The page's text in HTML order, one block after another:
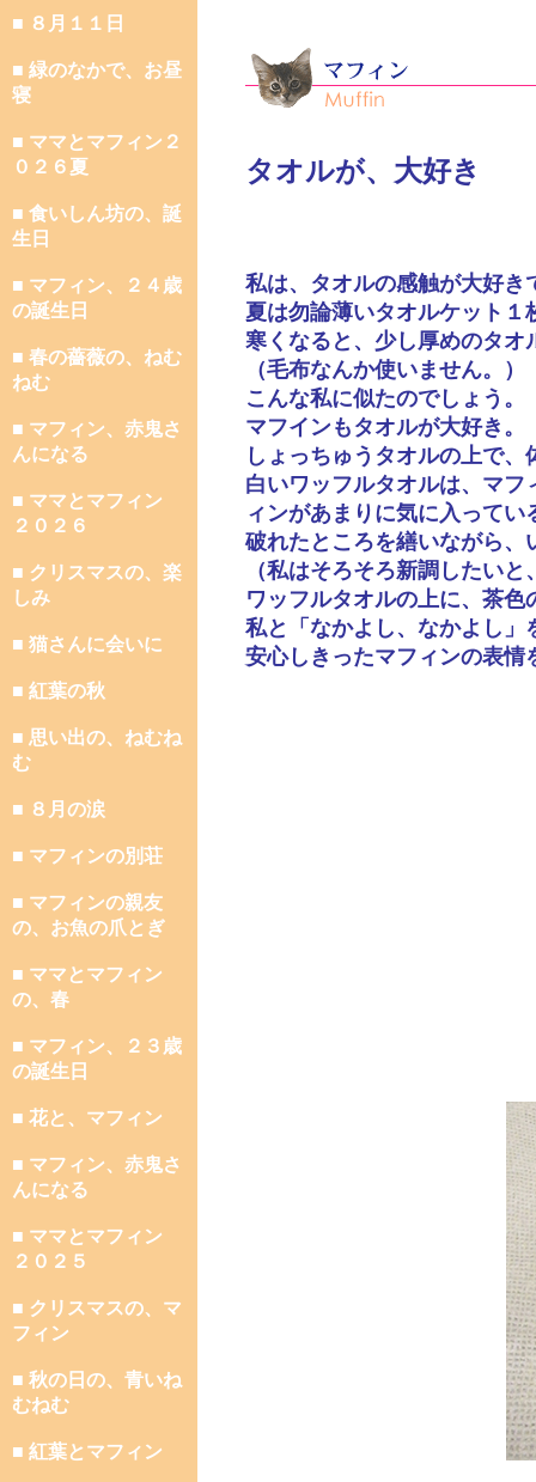
■ ８月１１日
■ 緑のなかで、お昼
寝
■ ママとマフィン２
０２６夏
■ 食いしん坊の、誕
生日
■ マフィン、２４歳
の誕生日
■ 春の薔薇の、ねむ
ねむ
■ マフィン、赤鬼さ
んになる
■ ママとマフィン
２０２６
■ クリスマスの、楽
しみ
■ 猫さんに会いに
■ 紅葉の秋
■ 思い出の、ねむね
む
■ ８月の涙
■ マフィンの別荘
■ マフィンの親友
の、お魚の爪とぎ
■ ママとマフィン
の、春
■ マフィン、２３歳
の誕生日
■ 花と、マフィン
■ マフィン、赤鬼さ
んになる
■ ママとマフィン
２０２５
■ クリスマスの、マ
フィン
■ 秋の日の、青いね
むねむ
■ 紅葉とマフィン
タオルが、大好き
私は、タオルの感触が大好き
夏は勿論薄いタオルケット１
寒くなると、少し厚めのタオ
（毛布なんか使いません。）
こんな私に似たのでしょう。
マフインもタオルが大好き。
しょっちゅうタオルの上で
白いワッフルタオルは、マ
ィンがあまりに気に入って
破れたところを繕いながら、
（私はそろそろ新調したい
ワッフルタオルの上に、茶
私と「なかよし、なかよし」
安心しきったマフィンの表情